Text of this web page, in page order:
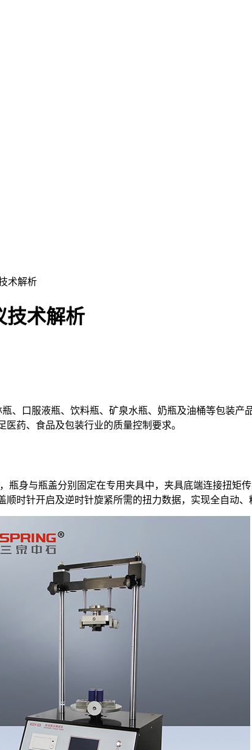
术解析
技术解析
、口服液瓶、饮料瓶、矿泉水瓶、奶瓶及油桶等包装产
药、食品及包装行业的质量控制要求。
身与瓶盖分别固定在专用夹具中，夹具底端连接扭矩
时针开启及逆时针旋紧所需的扭力数据，实现全自动、